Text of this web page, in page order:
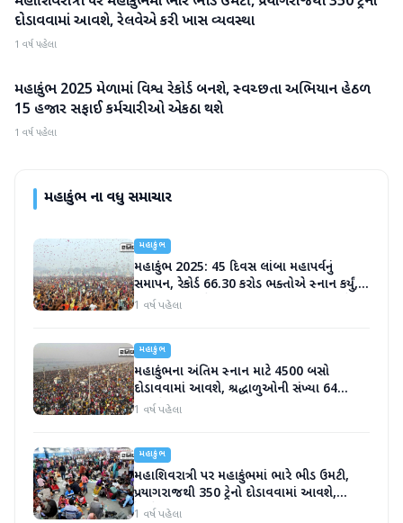
દોડાવવામાં આવશે, રેલવેએ કરી ખાસ વ્યવસ્થા
1 વર્ષ પહેલા
મહાકુંભ
મહાકુંભ 2025 મેળામાં વિશ્વ રેકોર્ડ બનશે, સ્વચ્છતા અભિયાન હેઠળ
15 હજાર સફાઈ કર્મચારીઓ એકઠા થશે
1 વર્ષ પહેલા
મહાકુંભના વધુ સમાચાર
મહાકુંભ
મહાકુંભ 2025: 45 દિવસ લાંબા મહાપર્વનું
સમાપન, રેકોર્ડ 66.30 કરોડ ભક્તોએ સ્નાન કર્યું,
CM યોગી આજે કર્મચારીઓનો આભાર માનશે
1 વર્ષ પહેલા
મહાકુંભ
મહાકુંભના અંતિમ સ્નાન માટે 4500 બસો
દોડાવવામાં આવશે, શ્રદ્ધાળુઓની સંખ્યા 64
કરોડને પાર
1 વર્ષ પહેલા
મહાકુંભ
મહાશિવરાત્રી પર મહાકુંભમાં ભારે ભીડ ઉમટી,
પ્રયાગરાજથી 350 ટ્રેનો દોડાવવામાં આવશે,
રેલવેએ કરી ખાસ વ્યવસ્થા
1 વર્ષ પહેલા